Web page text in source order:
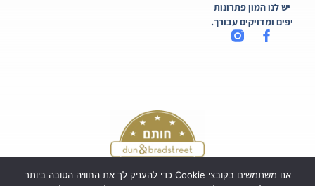
יש לנו המון פתרונות
יפים ומדויקים עבורך.
אנו משתמשים בקובצי Cookie כדי להעניק לך את החוויה הטובה ביותר